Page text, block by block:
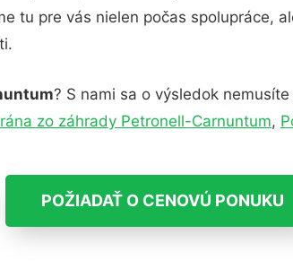
tu pre vás nielen počas spolupráce,
? S nami sa o výsledok
zo záhrady Petronell-Carnuntum,
POŽIADAŤ O CENOVÚ PONUKU